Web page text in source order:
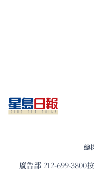
總
廣告部212-699-3800